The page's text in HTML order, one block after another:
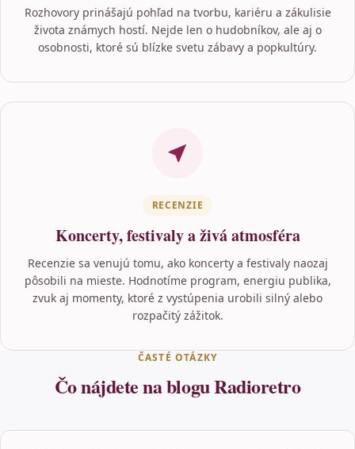
Rozhovory prinášajú pohľad na tvorbu, kariéru a zákulisie
života známych hostí. Nejde len o hudobníkov, ale aj o
osobnosti, ktoré sú blízke svetu zábavy a popkultúry.
RECENZIE
Koncerty, festivaly a živá atmosféra
Recenzie sa venujú tomu, ako koncerty a festivaly naozaj
pôsobili na mieste. Hodnotíme program, energiu publika,
zvuk aj momenty, ktoré z vystúpenia urobili silný alebo
rozpačitý zážitok.
ČASTÉ OTÁZKY
Čo nájdete na blogu Radioretro